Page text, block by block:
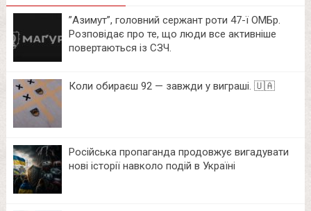
⁨”Азимут”, головний сержант роти 47-ї ОМБр.
Розповідає про те, що люди все активніше
повертаються із СЗЧ.
Коли обираєш 92 — завжди у виграші. 🇺🇦
Російська пропаганда продовжує вигадувати
нові історії навколо подій в Україні